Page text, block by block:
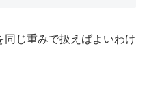
じ重みで扱えばよいわけ